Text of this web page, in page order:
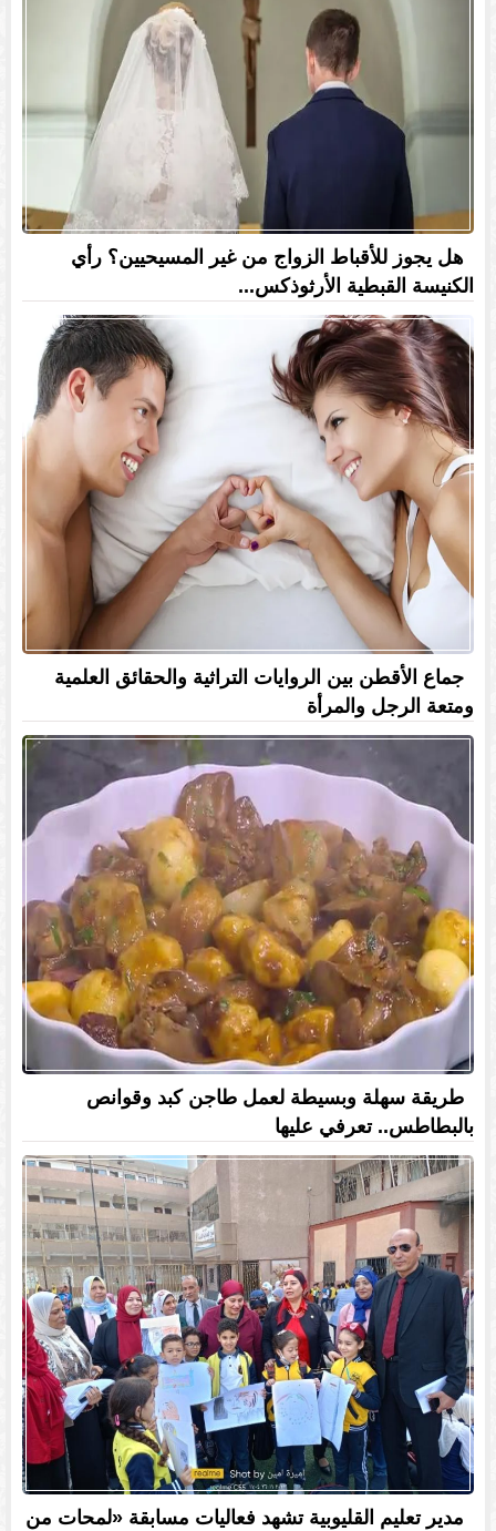
هل يجوز للأقباط الزواج من غير المسيحيين؟ رأي
الكنيسة القبطية الأرثوذكس...
جماع الأقطن بين الروايات التراثية والحقائق العلمية
ومتعة الرجل والمرأة
طريقة سهلة وبسيطة لعمل طاجن كبد وقوانص
بالبطاطس.. تعرفي عليها
مدير تعليم القليوبية تشهد فعاليات مسابقة «لمحات من